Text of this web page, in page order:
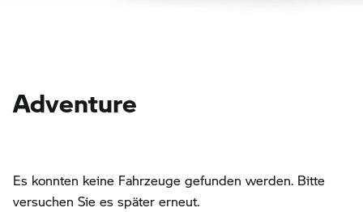
Adventure
Es konnten keine Fahrzeuge gefunden werden. Bitte
versuchen Sie es später erneut.